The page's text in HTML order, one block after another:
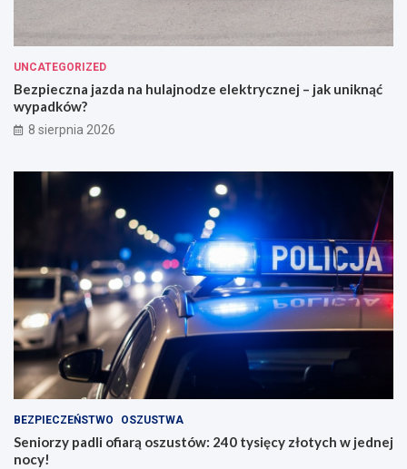
UNCATEGORIZED
Bezpieczna jazda na hulajnodze elektrycznej – jak uniknąć
wypadków?
8 sierpnia 2026
BEZPIECZEŃSTWO OSZUSTWA
Seniorzy padli ofiarą oszustów: 240 tysięcy złotych w jednej
nocy!